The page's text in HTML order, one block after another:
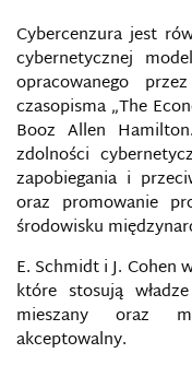
Cybercenzura jest
cybernetycznej
opracowanego
czasopisma „The
Booz Allen
zdolności
zapobiegania i
oraz promowanie
środowisku
E. Schmidt i J. Cohen
które stosują
mieszany oraz
akceptowalny.
BARIERY
BEZPIECZEŃSTWO
BEZPIECZEŃSTWO
BEZPIECZEŃSTWO
BEZPIECZEŃSTWO
BEZPIECZEŃSTWO